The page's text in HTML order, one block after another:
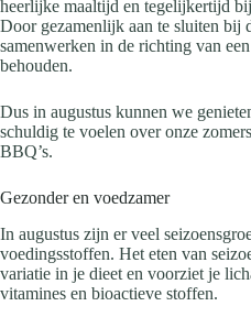
heerlijke maaltijd en tegelijkertijd
Door gezamenlijk aan te sluiten bij
samenwerken in de richting van
behouden.
Dus in augustus kunnen we
schuldig te voelen over onze
BBQ’s.
Gezonder en voedzamer
In augustus zijn er veel
voedingsstoffen. Het eten van
variatie in je dieet en voorziet je
vitamines en bioactieve stoffen.